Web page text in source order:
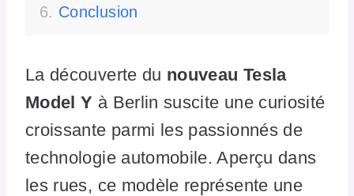
Conclusion
La découverte du nouveau Tesla
Model Y à Berlin suscite une curiosité
croissante parmi les passionnés de
technologie automobile. Aperçu dans
les rues, ce modèle représente une